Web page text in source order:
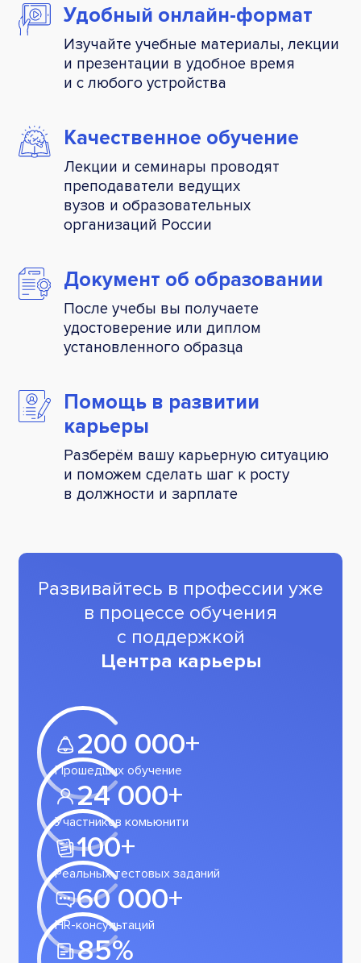
Удобный онлайн-формат
Изучайте учебные материалы, лекции
и презентации в удобное время
и с любого устройства
Качественное обучение
Лекции и семинары проводят
преподаватели ведущих
вузов и образовательных
организаций России
Документ об образовании
После учебы вы получаете
удостоверение или диплом
установленного образца
Помощь в развитии
карьеры
Разберём вашу карьерную ситуацию
и поможем сделать шаг к росту
в должности и зарплате
Развивайтесь в профессии уже
в процессе обучения
с поддержкой
Центра карьеры
200 000+
Прошедших обучение
24 000+
Участников комьюнити
100+
Реальных тестовых заданий
60 000+
HR-консультаций
85%